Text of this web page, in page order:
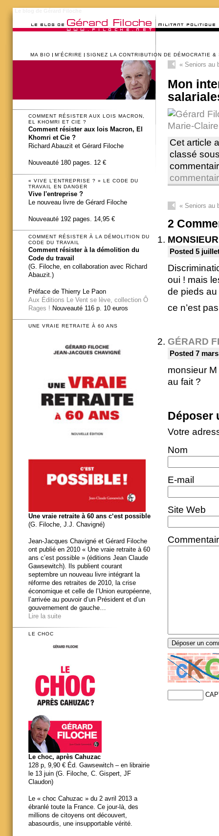
MA BIO M’ÉCRIRE SIGNEZ LA CONTRIBUTION DE DÉMOCRATIE &
«Seniors au
Mon
Cet article
classé
«Seniors au
2
Posted 5
oui ! mais
de pieds
ce n’est
GÉRARD
Posted 7
monsieur
au fait ?
Déposer
Votre
Nom
E-mail
Site Web
COMMENT RÉSISTER AUX LOIS MACRON,
EL KHOMRI ET CIE ?
Comment résister aux lois Macron, El
Khomri et Cie ?
Richard Abauzit et Gérard Filoche
Nouveauté 180 pages. 12 €
« VIVE L’ENTREPRISE ? » LE CODE DU
TRAVAIL EN DANGER
Vive l'entreprise ?
Le nouveau livre de Gérard Filoche
Nouveauté 192 pages. 14,95 €
COMMENT RÉSISTER À LA DÉMOLITION DU
CODE DU TRAVAIL
Comment résister à la démolition du
Code du travail
(G. Filoche, en collaboration avec Richard
Abauzit.)
Préface de Thierry Le Paon
Aux Éditions Le Vent se lève, collection Ô
Rages ! Nouveauté 116 p. 10 euros
UNE VRAIE RETRAITE À 60 ANS
Une vraie retraite à 60 ans c‘est possible
(G. Filoche, J.J. Chavigné)
Jean-Jacques Chavigné et Gérard Filoche
ont publié en 2010 « Une vraie retraite à 60
ans c’est possible » (éditions Jean Claude
Gawsewitch). Ils publient courant
septembre un nouveau livre intégrant la
réforme des retraites de 2010, la crise
économique et celle de l’Union européenne,
l’arrivée au pouvoir d’un Président et d’un
gouvernement de gauche…
Lire la suite
LE CHOC
Le choc, après Cahuzac
128 p, 9,90 € Éd. Gawsewitch – en librairie
le 13 juin (G. Filoche, C. Gispert, JF
Claudon)
Le « choc Cahuzac » du 2 avril 2013 a
ébranlé toute la France. Ce jour-là, des
millions de citoyens ont découvert,
abasourdis, une insupportable vérité.